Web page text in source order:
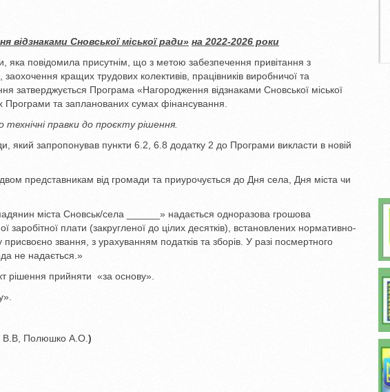
відзнаками Сновської міської ради» на 2022-2026 роки
яка повідомила присутнім, що з метою забезпечення привітання з
кращих трудових колективів, працівників виробничої та
затверджується Програма «Нагородження відзнаками Сновської міської
та запланованих сумах фінансування.
правки до проєкту рішення.
який запропонував пункти 6.2, 6.8 додатку 2 до Програми викласти в новій
представникам від громади та приурочується до Дня села, Дня міста чи
міста Сновськ/села ______» надається одноразова грошова
заробітної плати (закругленої до цілих десятків), встановлених нормативно-
звання, з урахуванням податків та зборів. У разі посмертного
не надається.»
рішення прийняти «за основу».
В.В, Полюшко А.О. )